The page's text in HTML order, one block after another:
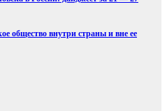
общество внутри страны и вне ее